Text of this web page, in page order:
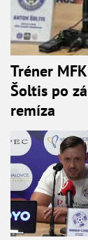
Tréner
Šoltis po
remíza